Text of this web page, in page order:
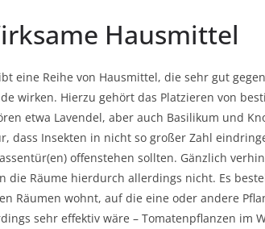
Hausmittel
eine Reihe von Hausmittel, die sehr gut
wirken. Hierzu gehört das Platzieren von
etwa Lavendel, aber auch Basilikum und
dass Insekten in nicht so großer Zahl
offenstehen sollten. Gänzlich
die Räume hierdurch allerdings nicht. Es
Räumen wohnt, auf die eine oder andere
sehr effektiv wäre – Tomatenpflanzen im